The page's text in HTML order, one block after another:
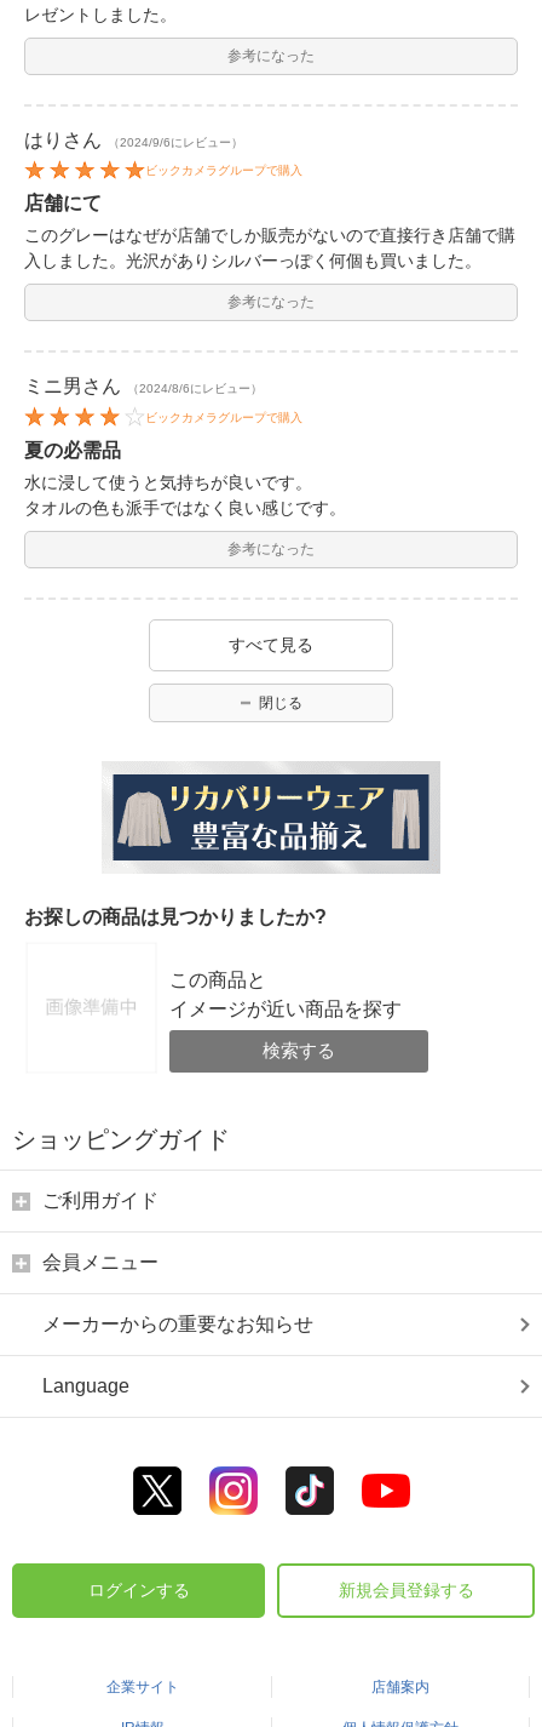
レゼントしました。
参考になった
はり さん （2024/9/6にレビュー）
ビックカメラグループで購入
店舗にて
このグレーはなぜが店舗でしか販売がないので直接行き店舗で購
入しました。光沢がありシルバーっぽく何個も買いました。
参考になった
ミニ男 さん （2024/8/6にレビュー）
ビックカメラグループで購入
夏の必需品
水に浸して使うと気持ちが良いです。
タオルの色も派手ではなく良い感じです。
参考になった
すべて見る
閉じる
お探しの商品は見つかりましたか?
この商品と
イメージが近い商品を探す
検索する
ショッピングガイド
ご利用ガイド
会員メニュー
メーカーからの重要なお知らせ
Language
ログインする 新規会員登録する
企業サイト 店舗案内